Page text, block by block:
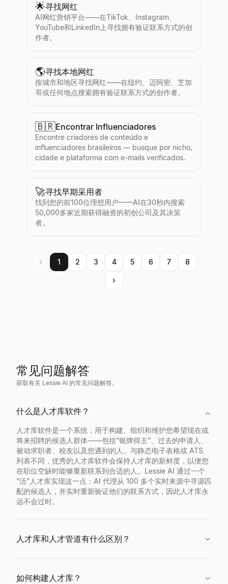
🌟寻找网红
AI网红营销平台——在TikTok、Instagram、
YouTube和LinkedIn上寻找拥有验证联系方式的创
作者。
🌎寻找本地网红
按城市和地区寻找网红——在纽约、迈阿密、芝加
哥或任何地点搜索拥有验证联系方式的创作者。
🇧🇷Encontrar Influenciadores
Encontre criadores de conteúdo e
influenciadores brasileiros — busque por nicho,
cidade e plataforma com e-mails verificados.
🚀寻找早期采用者
找到您的前100位理想用户——AI在30秒内搜索
50,000多家近期获得融资的初创公司及其决策
者。
‹ 1 2 3 4 5 6 7 8
›
常见问题解答
获取有关 Lessie AI 的常见问题解答。
什么是人才库软件？
人才库软件是一个系统，用于构建、组织和维护您希望现在或
将来招聘的候选人群体——包括“银牌得主”、过去的申请人、
被动求职者、校友以及您遇到的人。与静态电子表格或 ATS
列表不同，优秀的人才库软件会保持人才库的新鲜度，以便您
在职位空缺时能够重新联系到合适的人。Lessie AI 通过一个
“活”人才库实现这一点：AI 代理从 100 多个实时来源中寻源匹
配的候选人，并实时重新验证他们的联系方式，因此人才库永
远不会过时。
人才库和人才管道有什么区别？
如何构建人才库？